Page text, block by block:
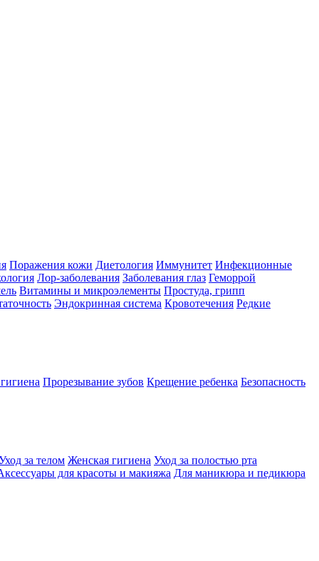
Поражения кожи Диетология Иммунитет Инфекционные
Лор-заболевания Заболевания глаз Геморрой
Витамины и микроэлементы Простуда, грипп
Эндокринная система Кровотечения Редкие
Прорезывание зубов Крещение ребенка Безопасность
за телом Женская гигиена Уход за полостью рта
для красоты и макияжа Для маникюра и педикюра